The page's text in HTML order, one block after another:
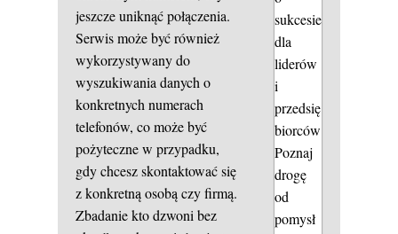
jeszcze uniknąć połączenia.
Serwis może być również
wykorzystywany do
wyszukiwania danych o
konkretnych numerach
telefonów, co może być
pożyteczne w przypadku,
gdy chcesz skontaktować się
z konkretną osobą czy firmą.
Zbadanie kto dzwoni bez
sukcesie
dla
liderów
i
przedsię
biorców
Poznaj
drogę
od
pomysł